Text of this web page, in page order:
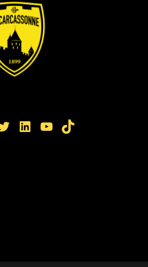
LinkedIn YouTube TikTok